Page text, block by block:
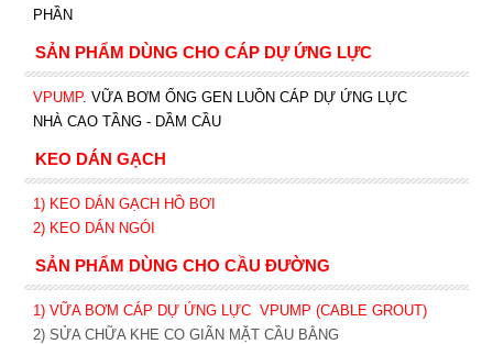
PHẦN
SẢN PHẨM DÙNG CHO CÁP DỰ ỨNG LỰC
VPUMP. VỮA BƠM ỐNG GEN LUỒN CÁP DỰ ỨNG LỰC
NHÀ CAO TẦNG - DẦM CẦU
KEO DÁN GẠCH
1) KEO DÁN GẠCH HỒ BƠI
2) KEO DÁN NGÓI
SẢN PHẨM DÙNG CHO CẦU ĐƯỜNG
1) VỮA BƠM CÁP DỰ ỨNG LỰC VPUMP (CABLE GROUT)
2) SỬA CHỮA KHE CO GIÃN MẶT CẦU BẰNG